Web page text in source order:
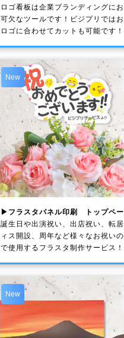
ロゴ看板は企業ブランディングに
可欠なツールです！ビジプリでは
ロゴに合わせてカットも可能です！
New
▶フラスタパネル印刷 トップペ
誕生日や出演祝い、出店祝い、転
ィス開設、周年など様々なお祝い
で使用するフラスタ制作サービス！
New